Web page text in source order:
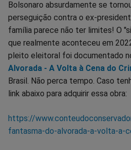
Bolsonaro absurdamente se
perseguição contra o ex-
família parece não ter limites! O
que realmente aconteceu em
pleito eleitoral foi documentado
Alvorada - A Volta à Cena do
Brasil. Não perca tempo. Caso
link abaixo para adquirir essa obra:
https://
fantasma-do-alvorada-a-volta-a-